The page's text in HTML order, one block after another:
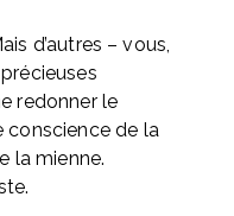
d’autres – vous,
redonner le
conscience de la
la mienne.